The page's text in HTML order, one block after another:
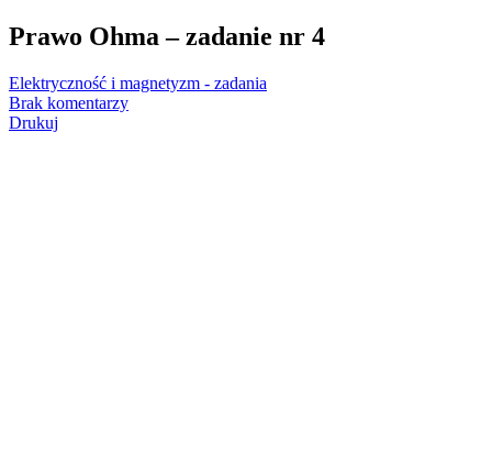
Prawo Ohma – zadanie nr 4
Elektryczność i magnetyzm - zadania
Brak komentarzy
Drukuj